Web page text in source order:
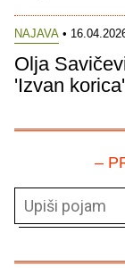
NAJAVA •
Olja
'Izvan
–